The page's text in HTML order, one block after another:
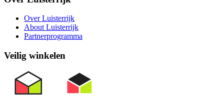
Over Luisterrijk
About Luisterrijk
Partnerprogramma
Veilig winkelen